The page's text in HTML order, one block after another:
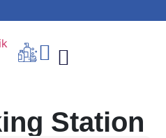
Station